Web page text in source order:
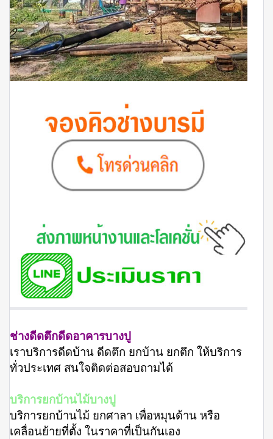
ช่างดีดตึกดีดอาคารบางปู
เราบริการดีดบ้าน ดีดตึก ยกบ้าน ยกตึก ให้บริการ
ทั่วประเทศ สนใจติดต่อสอบถามได้
บริการยกบ้านไม้บางปู
บริการยกบ้านไม้ ยกศาลา เพื่อหมุนด้าน หรือ
เคลื่อนย้ายที่ตั้ง ในราคาที่เป็นกันเอง